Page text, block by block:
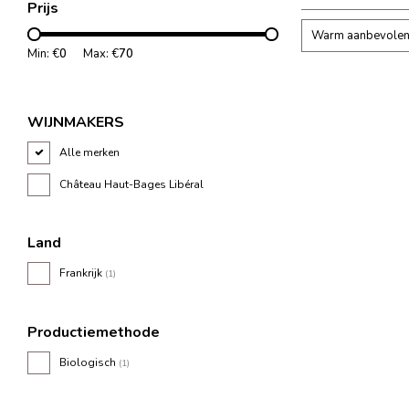
Prijs
Min: €0 Max: €70
WIJNMAKERS
Alle merken
Château Haut-Bages Libéral
Land
Frankrijk (1)
Productiemethode
Biologisch (1)
Warm aanbevolen